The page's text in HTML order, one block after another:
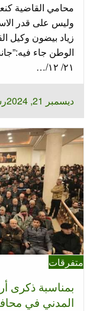
محامي القاضية
وليس على قدر
زياد بيضون وكيل
الوطن جاء
٢١/ ١٢/…
نُشر
في
ديسمبر 21, 2024
متفرقات
بمناسبة ذكرى
المدني في